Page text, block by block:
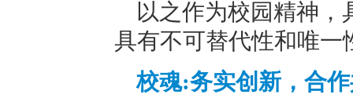
以之作为校园精神
具有不可替代性和唯一
校魂:务实创新，合